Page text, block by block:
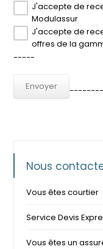
J'accepte de
Modulassur
J'accepte de
offres de la
-----
Nous
Vous êtes courtier
Service Devis
Vous êtes un